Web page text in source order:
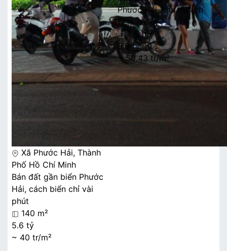
Xã Phước Hải, Thành
Phố Hồ Chí Minh
Bán đất gần biển Phước
Hải, cách biển chỉ vài
phút
140 m²
5.6 tỷ
~ 40 tr/m²
Phước Hải, khu du lịch
tiềm năng
115 m²
5.8 tỷ
~ 50.43 tr/m²